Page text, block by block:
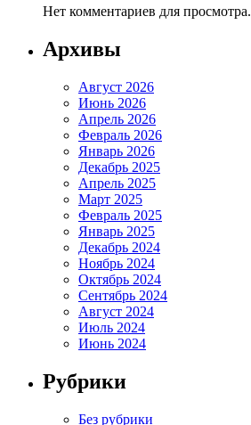
Нет комментариев для просмотра.
Архивы
Август 2026
Июнь 2026
Апрель 2026
Февраль 2026
Январь 2026
Декабрь 2025
Апрель 2025
Март 2025
Февраль 2025
Январь 2025
Декабрь 2024
Ноябрь 2024
Октябрь 2024
Сентябрь 2024
Август 2024
Июль 2024
Июнь 2024
Рубрики
Без рубрики